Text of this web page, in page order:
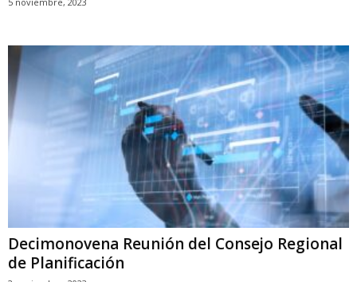
Decimonovena Reunión del Consejo Regional
de Planificación